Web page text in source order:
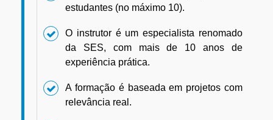
estudantes (no máximo 10).
O instrutor é um especialista renomado
da SES, com mais de 10 anos de
experiência prática.
A formação é baseada em projetos com
relevância real.